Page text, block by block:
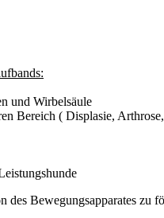
und Wirbelsäule
Bereich ( Displasie,
des Bewegungsapparates zu